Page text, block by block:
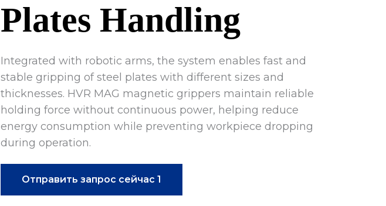
Plates Handling
Integrated with robotic arms, the system enables fast and
stable gripping of steel plates with different sizes and
thicknesses. HVR MAG magnetic grippers maintain reliable
holding force without continuous power, helping reduce
energy consumption while preventing workpiece dropping
during operation.
Отправить запрос сейчас 1